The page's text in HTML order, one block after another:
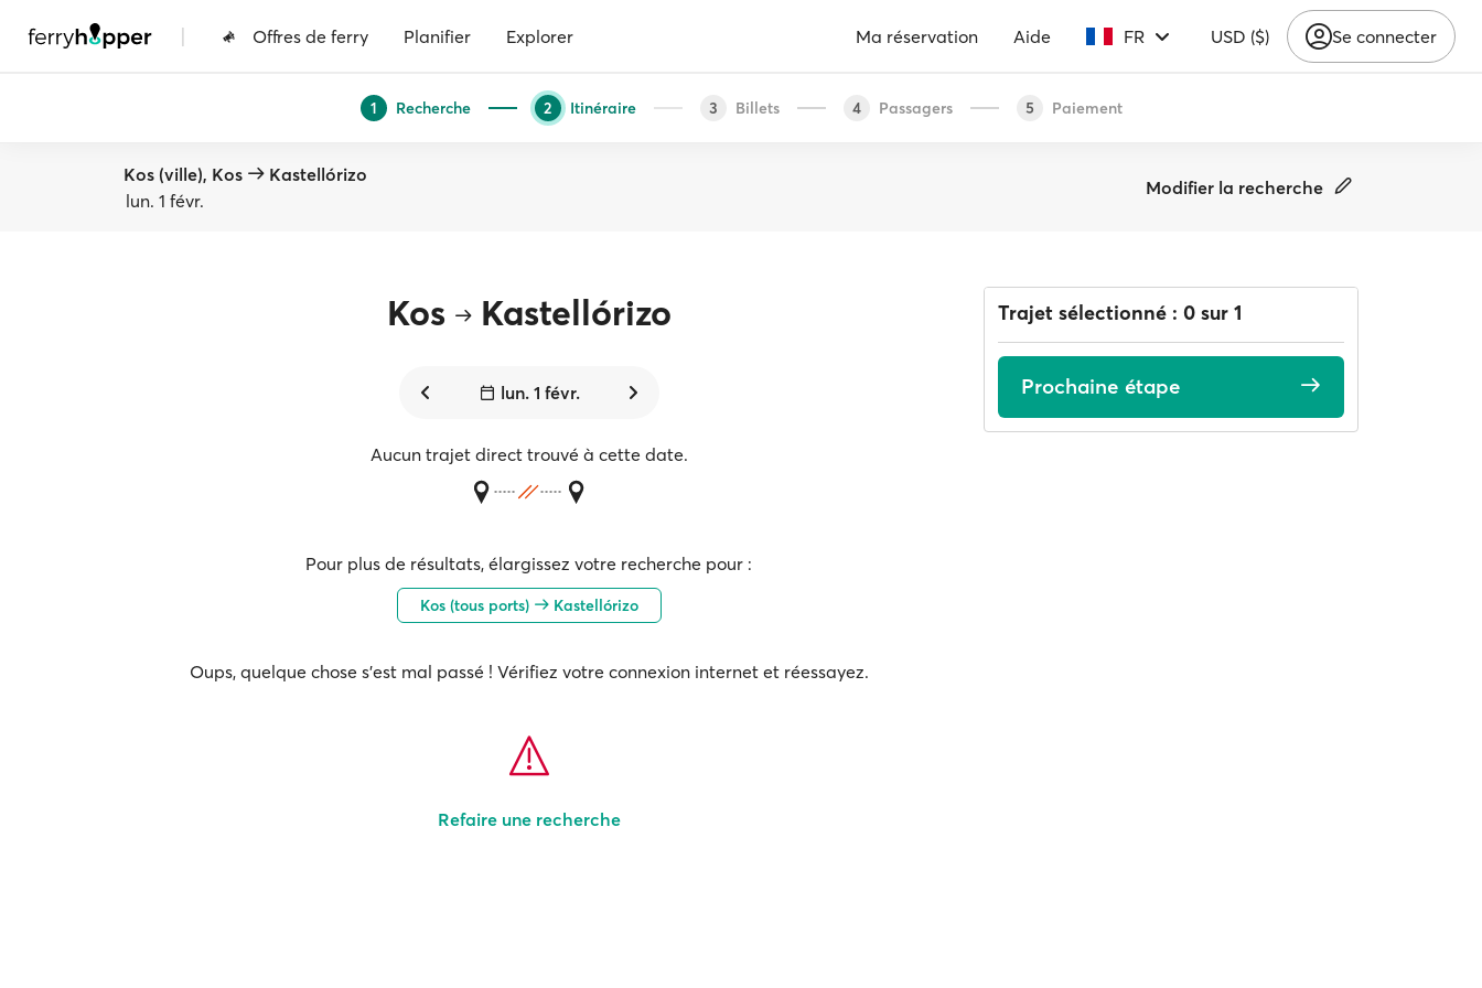
| Offres de ferry Planifier Explorer Ma réservation Aide FR USD ($) Se connecter
1 Recherche 2 Itinéraire 3 Billets 4 Passagers 5 Paiement
Kos (ville), Kos
Kastellórizo
lun. 1 févr.
Modifier la recherche
Kos Kastellórizo
lun. 1 févr.
Aucun trajet direct trouvé à cette date.
Pour plus de résultats, élargissez votre recherche pour :
Kos (tous ports) Kastellórizo
Oups, quelque chose s'est mal passé ! Vérifiez votre connexion internet et réessayez.
Refaire une recherche
Trajet sélectionné : 0 sur 1
Prochaine étape